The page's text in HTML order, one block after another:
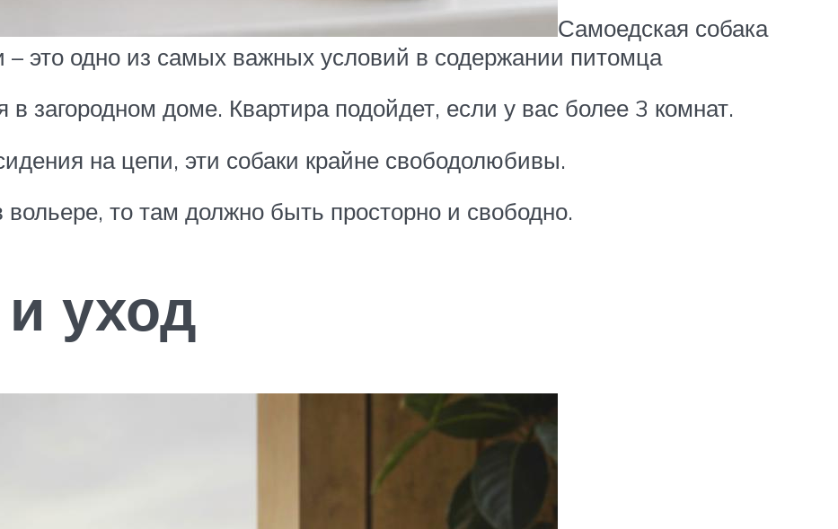
Самоедская собака
это одно из самых важных условий в содержании питомца
загородном доме. Квартира подойдет, если у вас более 3 комнат.
на цепи, эти собаки крайне свободолюбивы.
то там должно быть просторно и свободно.
уход